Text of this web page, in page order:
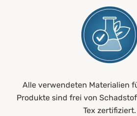
Alle verwendeten Materialien
Produkte sind frei von
Tex zertifiziert.